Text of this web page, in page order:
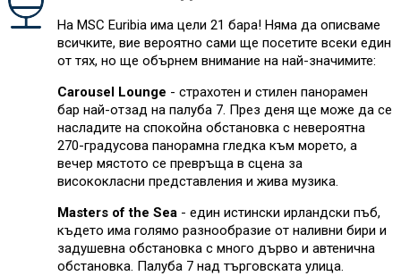
На MSC Euribia има цели 21 бара! Няма да описваме
всичките, вие вероятно сами ще посетите всеки един
от тях, но ще обърнем внимание на най-значимите:
Carousel Lounge - страхотен и стилен панорамен
бар най-отзад на палуба 7. През деня ще може да се
насладите на спокойна обстановка с невероятна
270-градусова панорамна гледка към морето, а
вечер мястото се превръща в сцена за
висококласни представления и жива музика.
Masters of the Sea- един истински ирландски пъб,
където има голямо разнообразие от наливни бири и
задушевна обстановка с много дърво и автенична
обстановка. Палуба 7 над търговската улица.